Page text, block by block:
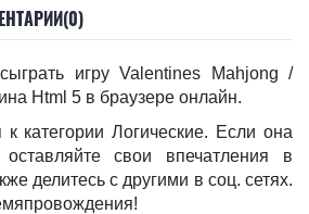
игру Valentines Mahjong /
Html 5 в браузере онлайн.
к категории Логические. Если она
свои впечатления в
делитесь c другими в соц. сетях.